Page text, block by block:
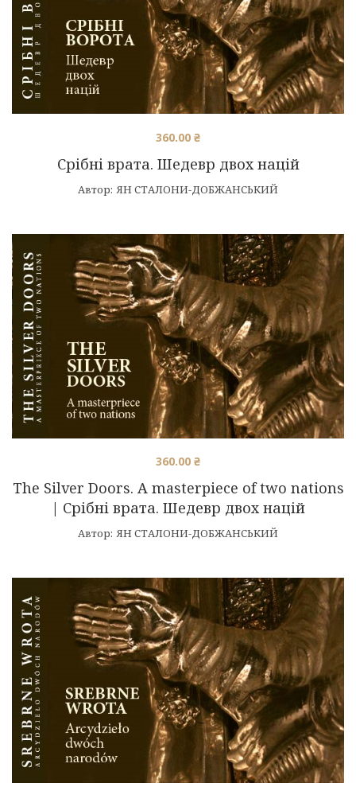
Срібні врата. Шедевр двох націй
360.00 ₴
Автор: ЯН СТАЛОНИ-ДОБЖАНСЬКИЙ
The Silver Doors. A masterpiece of two nations
| Срібні врата. Шедевр двох націй
360.00 ₴
Автор: ЯН СТАЛОНИ-ДОБЖАНСЬКИЙ